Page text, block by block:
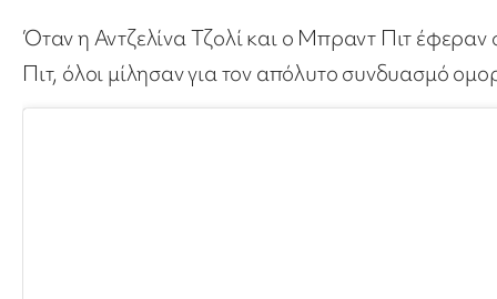
Όταν η Αντζελίνα Τζολί και ο Μπραντ Πιτ έφεραν
Πιτ, όλοι μίλησαν για τον απόλυτο συνδυασμό